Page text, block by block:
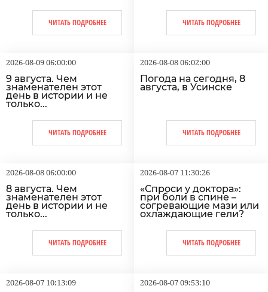
ЧИТАТЬ ПОДРОБНЕЕ ЧИТАТЬ ПОДРОБНЕЕ
2026-08-09 06:00:00
9 августа. Чем
знаменателен этот
день в истории и не
только...
ЧИТАТЬ ПОДРОБНЕЕ
2026-08-08 06:02:00
Погода на сегодня, 8
августа, в Усинске
ЧИТАТЬ ПОДРОБНЕЕ
2026-08-08 06:00:00
8 августа. Чем
знаменателен этот
день в истории и не
только...
ЧИТАТЬ ПОДРОБНЕЕ
2026-08-07 11:30:26
«Спроси у доктора»:
при боли в спине –
согревающие мази или
охлаждающие гели?
ЧИТАТЬ ПОДРОБНЕЕ
2026-08-07 10:13:09 2026-08-07 09:53:10